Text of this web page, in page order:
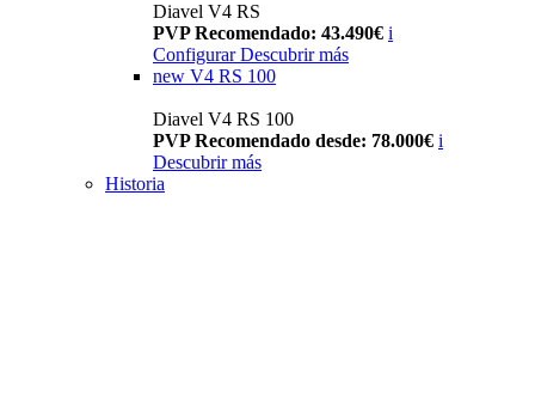
Diavel V4 RS
PVP Recomendado: 43.490€ i
Configurar Descubrir más
new V4 RS 100
Diavel V4 RS 100
PVP Recomendado desde: 78.000€ i
Descubrir más
Historia